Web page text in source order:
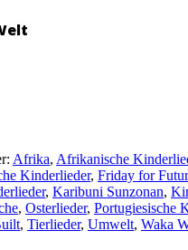
Afrika, Afrikanische
Kinderlieder, Friday for
, Karibuni Sunzonan,
, Osterlieder, Portugiesische
, Tierlieder, Umwelt, Waka